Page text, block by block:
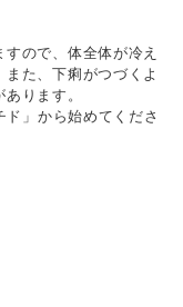
ので、体全体が冷え
た、下痢がつづくよ
ります。
」から始めてくださ